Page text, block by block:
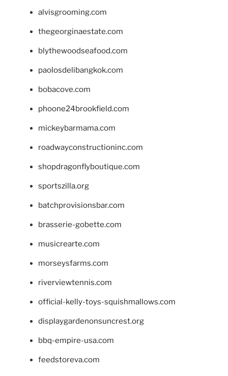
alvisgrooming.com
thegeorginaestate.com
blythewoodseafood.com
paolosdelibangkok.com
bobacove.com
phoone24brookfield.com
mickeybarmama.com
roadwayconstructioninc.com
shopdragonflyboutique.com
sportszilla.org
batchprovisionsbar.com
brasserie-gobette.com
musicrearte.com
morseysfarms.com
riverviewtennis.com
official-kelly-toys-squishmallows.com
displaygardenonsuncrest.org
bbq-empire-usa.com
feedstoreva.com